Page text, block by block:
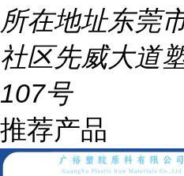
所在地址东莞
社区先威大道
107号
推荐产品